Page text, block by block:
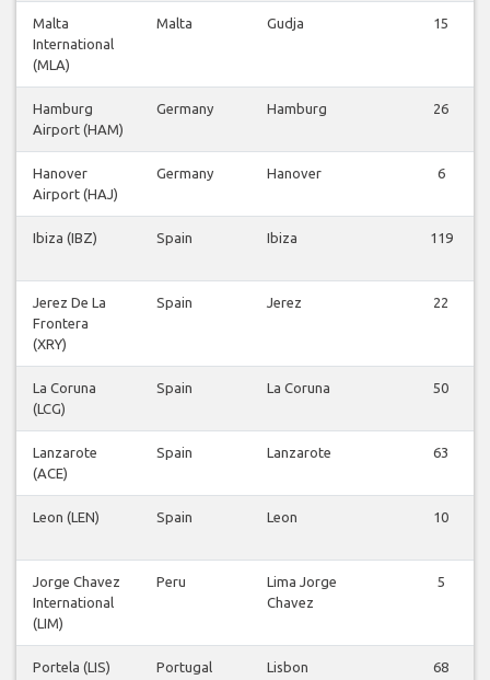
Malta
International
(MLA)
Malta Gudja 15
Hamburg
Airport (HAM)
Germany Hamburg 26
Hanover
Airport (HAJ)
Germany Hanover 6
Ibiza (IBZ) Spain Ibiza 119
Jerez De La
Frontera
(XRY)
Spain Jerez 22
La Coruna
(LCG)
Spain La Coruna 50
Lanzarote
(ACE)
Spain Lanzarote 63
Leon (LEN) Spain Leon 10
Jorge Chavez
International
(LIM)
Peru
Lima Jorge
Chavez
5
Portela (LIS) Portugal Lisbon 68